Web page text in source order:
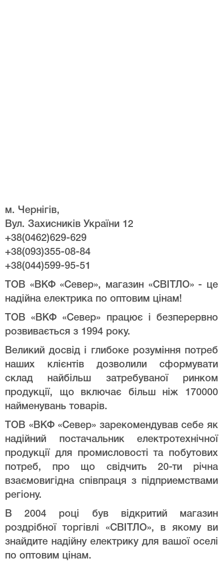
м. Чернігів,
Вул. Захисників України 12
+38(0462)629-629
+38(093)355-08-84
+38(044)599-95-51
ТОВ «ВКФ «Север», магазин «СВІТЛО» - це
надійна електрика по оптовим цінам!
ТОВ «ВКФ «Север» працює і безперервно
розвивається з 1994 року.
Великий досвід і глибоке розуміння потреб
наших клієнтів дозволили сформувати
склад найбільш затребуваної ринком
продукції, що включає більш ніж 170000
найменувань товарів.
ТОВ «ВКФ «Север» зарекомендував себе як
надійний постачальник електротехнічної
продукції для промисловості та побутових
потреб, про що свідчить 20-ти річна
взаємовигідна співпраця з підприемствами
регіону.
В 2004 році був відкритий магазин
роздрібної торгівлі «СВІТЛО», в якому ви
знайдите надійну електрику для вашої оселі
по оптовим цінам.